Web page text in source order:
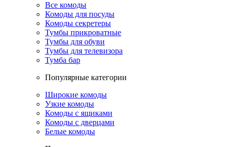
Все комоды
Комоды для посуды
Комоды секретеры
Тумбы прикроватные
Тумбы для обуви
Тумбы для телевизора
Тумба бар
Популярные категории
Широкие комоды
Узкие комоды
Комоды с ящиками
Комоды с дверцами
Белые комоды